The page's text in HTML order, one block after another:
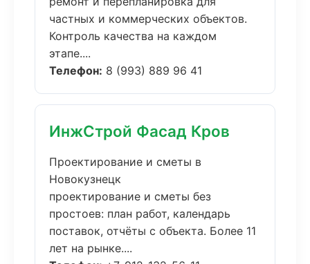
частных и коммерческих объектов.
Контроль качества на каждом
этапе....
Телефон: 8 (993) 889 96 41
ИнжСтрой Фасад Кров
Проектирование и сметы в
Новокузнецк
проектирование и сметы без
простоев: план работ, календарь
поставок, отчёты с объекта. Более 11
лет на рынке....